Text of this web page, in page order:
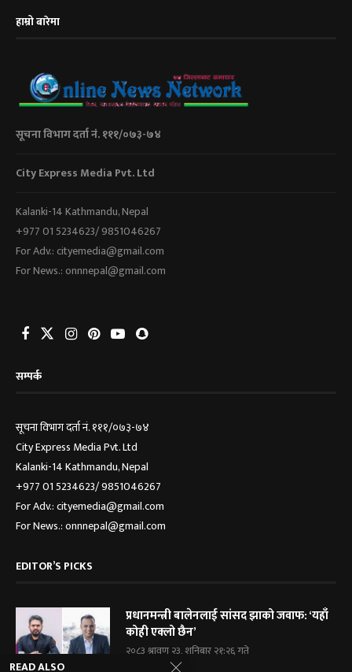
हाम्रो बारेमा
सूचना विभाग दर्ता नं. १११/०७३-७४
City Express Media Pvt. Ltd
Kalanki-14 Kathmandu, Nepal
+977 01 5234623/ 9851046267
For Adv.: cityemedia@gmail.com
For News.: onnnepal@gmail.com
सम्पर्क
सूचना विभाग दर्ता नं. १११/०७३-७४
City Express Media Pvt. Ltd
Kalanki-14 Kathmandu, Nepal
+977 01 5234623/ 9851046267
For Adv.: cityemedia@gmail.com
For News.: onnnepal@gmail.com
EDITOR’S PICKS
प्रधानमन्त्री बालेनलाई सांसद झाको जवाफ: ‘यहाँ
कोही एक्लो छैन’
२०८३ श्रावण २३, शनिबार २१:२६ गते
READ ALSO